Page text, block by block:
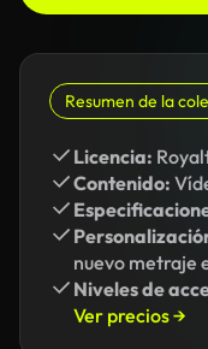
Resumen de la
Licencia:
Contenido:
nuevo metraje
Niveles de
Ver precios →